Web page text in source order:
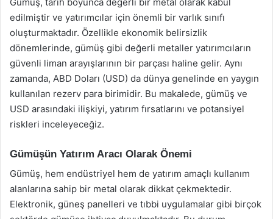
edilmiştir ve yatırımcılar için önemli bir varlık sınıfı
oluşturmaktadır. Özellikle ekonomik belirsizlik
dönemlerinde, gümüş gibi değerli metaller yatırımcıların
güvenli liman arayışlarının bir parçası haline gelir. Aynı
zamanda, ABD Doları (USD) da dünya genelinde en yaygın
kullanılan rezerv para birimidir. Bu makalede, gümüş ve
USD arasındaki ilişkiyi, yatırım fırsatlarını ve potansiyel
riskleri inceleyeceğiz.
Gümüşün Yatırım Aracı Olarak Önemi
Gümüş, hem endüstriyel hem de yatırım amaçlı kullanım
alanlarına sahip bir metal olarak dikkat çekmektedir.
Elektronik, güneş panelleri ve tıbbi uygulamalar gibi birçok